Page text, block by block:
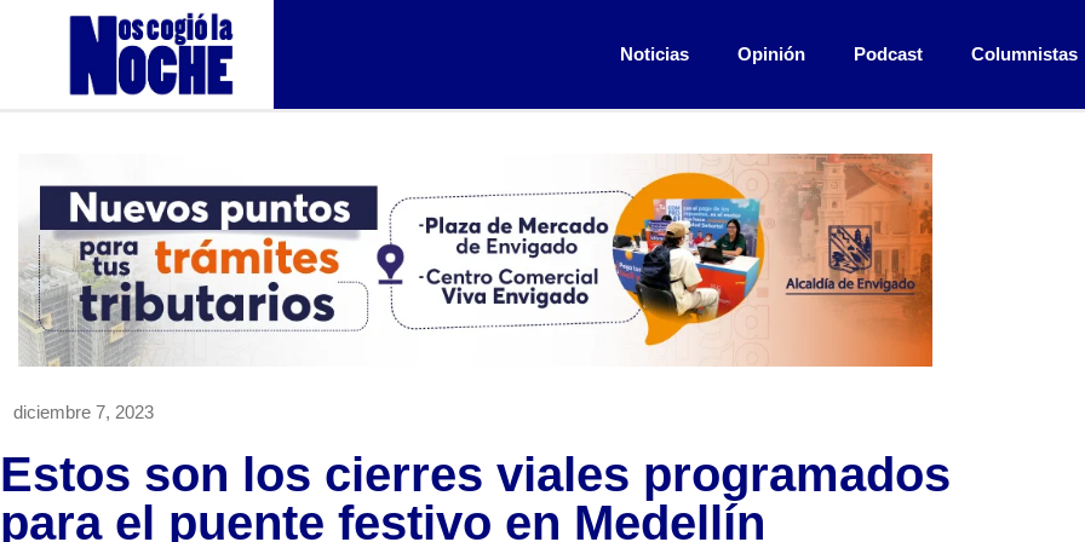
Noticias Opinión Podcast Columnistas
diciembre 7, 2023
Estos son los cierres viales programados
para el puente festivo en Medellín